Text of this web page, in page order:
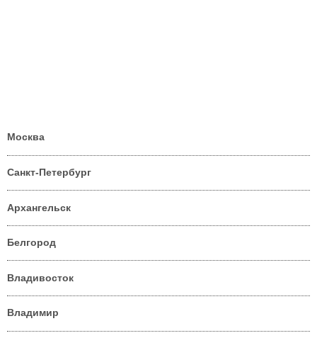
Москва
Санкт-Петербург
Архангельск
Белгород
Владивосток
Владимир